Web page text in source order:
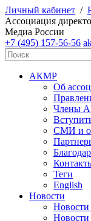
Личный кабинет /
Ассоциация
Медиа России
+7 (495) 157-56-56
АКМР
Об
Члены
СМИ и
Теги
English
Новости